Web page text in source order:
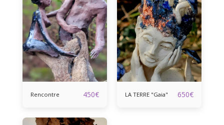
Rencontre 450€ LA TERRE "Gaia" 650€